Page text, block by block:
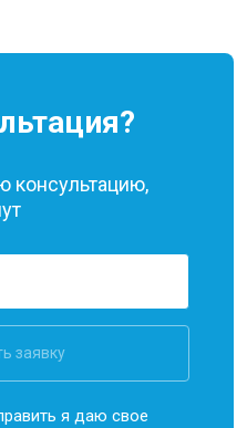
консультацию,
заявку
я даю свое